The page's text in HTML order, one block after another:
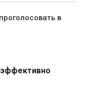
в